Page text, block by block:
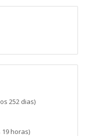
252 dias)
19 horas)